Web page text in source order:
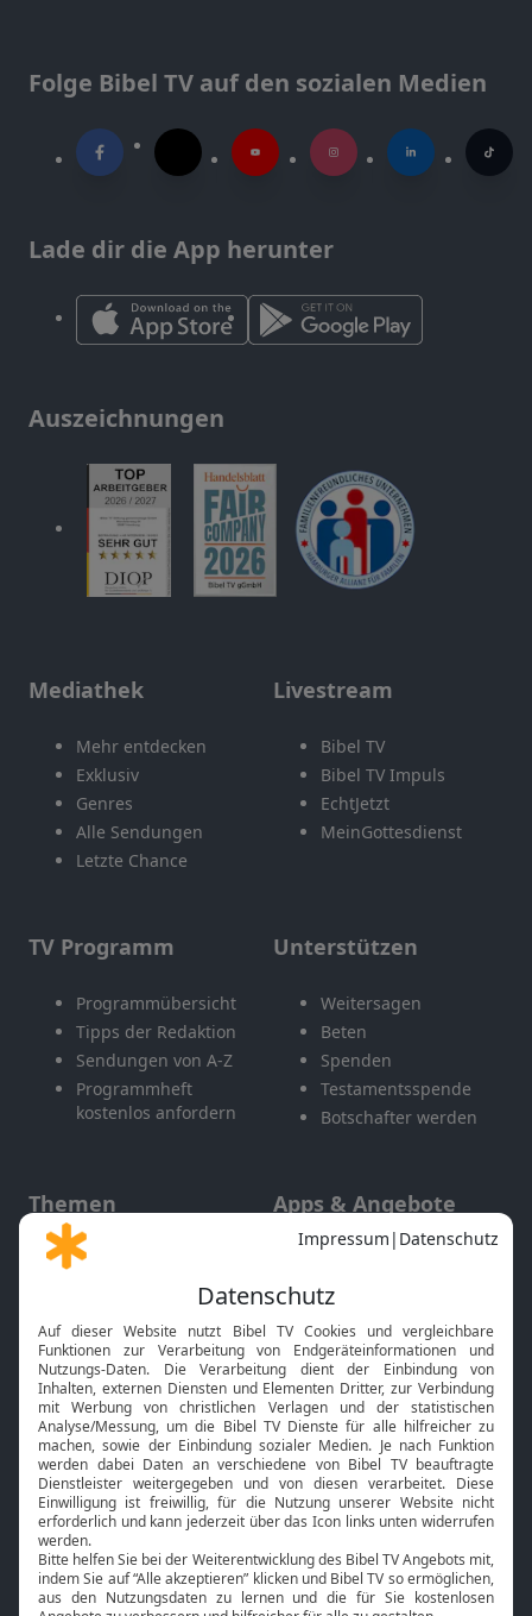
Folge Bibel TV auf den sozialen Medien
Lade dir die App herunter
Auszeichnungen
Mediathek
Mehr entdecken
Exklusiv
Genres
Alle Sendungen
Letzte Chance
Livestream
Bibel TV
Bibel TV Impuls
EchtJetzt
MeinGottesdienst
TV Programm
Programmübersicht
Tipps der Redaktion
Sendungen von A-Z
Programmheft
kostenlos anfordern
Unterstützen
Weitersagen
Beten
Spenden
Testamentsspende
Botschafter werden
Themen
Gott und Bibel erklärt
Neuigkeiten
Apps & Angebote
Mobile App
Smart TV
HbbTV
Bibelthek Online-Bibel
Nächster Gottesdienst
Bibel TV
Über uns
Jobs
Service
Kontakt
TV-Empfang